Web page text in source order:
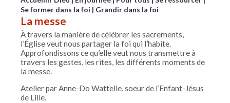
Se former dans la foi
Grandir dans la foi
La messe
À travers la manière de célébrer les sacrements,
l’Église veut nous partager la foi qui l’habite.
Approfondissons ce qu’elle veut nous transmettre à
travers les gestes, les rites, les différents moments de
la messe.
Atelier par Anne-Do Wattelle, soeur de l’Enfant-Jésus
de Lille.